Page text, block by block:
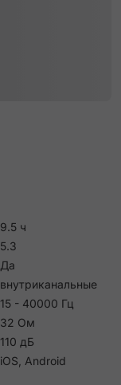
9.5 ч
5.3
Да
внутриканальные
15 - 40000 Гц
32 Ом
110 дБ
iOS, Android